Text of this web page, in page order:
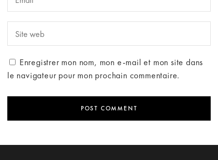
Enregistrer mon nom, mon e-mail et mon site dans
le navigateur pour mon prochain commentaire.